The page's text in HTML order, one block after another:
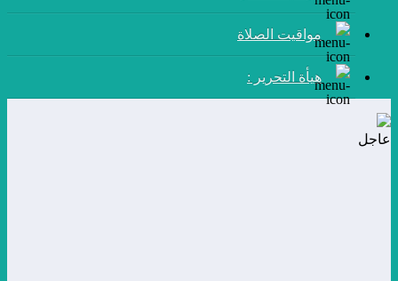
مواقيت الصلاة
هيأة التحرير :
عاجل